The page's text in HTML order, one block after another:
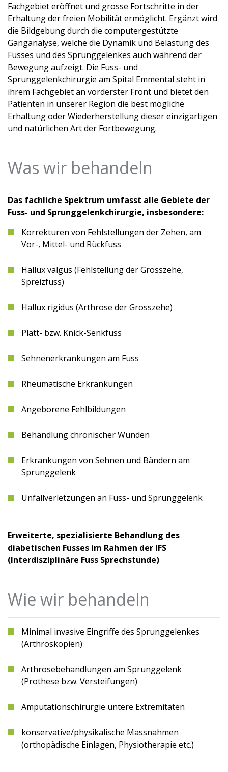
Fachgebiet eröffnet und grosse Fortschritte in der
Erhaltung der freien Mobilität ermöglicht. Ergänzt wird
die Bildgebung durch die computergestützte
Ganganalyse, welche die Dynamik und Belastung des
Fusses und des Sprunggelenkes auch während der
Bewegung aufzeigt. Die Fuss- und
Sprunggelenkchirurgie am Spital Emmental steht in
ihrem Fachgebiet an vorderster Front und bietet den
Patienten in unserer Region die best mögliche
Erhaltung oder Wiederherstellung dieser einzigartigen
und natürlichen Art der Fortbewegung.
Was wir behandeln
Das fachliche Spektrum umfasst alle Gebiete der
Fuss- und Sprunggelenkchirurgie, insbesondere:
Korrekturen von Fehlstellungen der Zehen, am
Vor-, Mittel- und Rückfuss
Hallux valgus (Fehlstellung der Grosszehe,
Spreizfuss)
Hallux rigidus (Arthrose der Grosszehe)
Platt- bzw. Knick-Senkfuss
Sehnenerkrankungen am Fuss
Rheumatische Erkrankungen
Angeborene Fehlbildungen
Behandlung chronischer Wunden
Erkrankungen von Sehnen und Bändern am
Sprunggelenk
Unfallverletzungen an Fuss- und Sprunggelenk
Erweiterte, spezialisierte Behandlung des
diabetischen Fusses im Rahmen der IFS
(Interdisziplinäre Fuss Sprechstunde)
Wie wir behandeln
Minimal invasive Eingriffe des Sprunggelenkes
(Arthroskopien)
Arthrosebehandlungen am Sprunggelenk
(Prothese bzw. Versteifungen)
Amputationschirurgie untere Extremitäten
konservative/physikalische Massnahmen
(orthopädische Einlagen, Physiotherapie etc.)